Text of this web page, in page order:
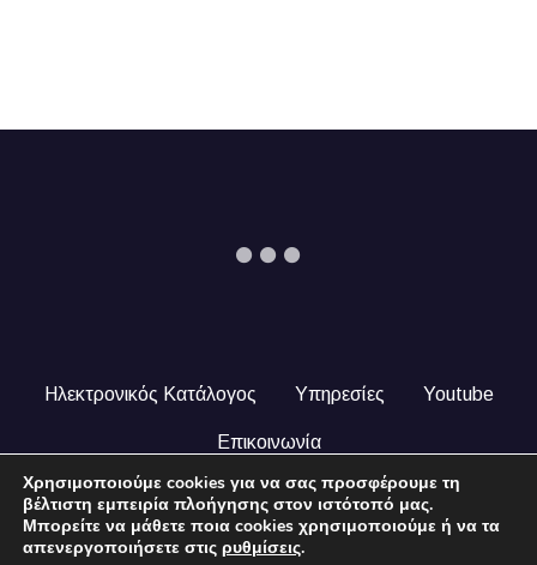
Ηλεκτρονικός Κατάλογος Υπηρεσίες Youtube
Επικοινωνία
© 2024 COPYRIGHT ILEKTRONIKOSKATALOGOS.GR. ALL
RIGHTS RESERVED.
Χρησιμοποιούμε cookies για να σας προσφέρουμε τη
βέλτιστη εμπειρία πλοήγησης στον ιστότοπό μας.
Μπορείτε να μάθετε ποια cookies χρησιμοποιούμε ή να τα
απενεργοποιήσετε στις ρυθμίσεις.